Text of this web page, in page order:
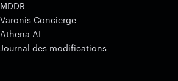
MDDR
Varonis Concierge
Athena AI
Journal des modifications